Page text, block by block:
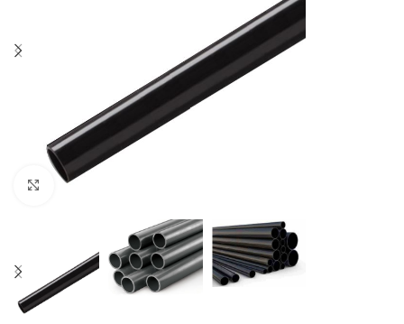
Click to enlarge